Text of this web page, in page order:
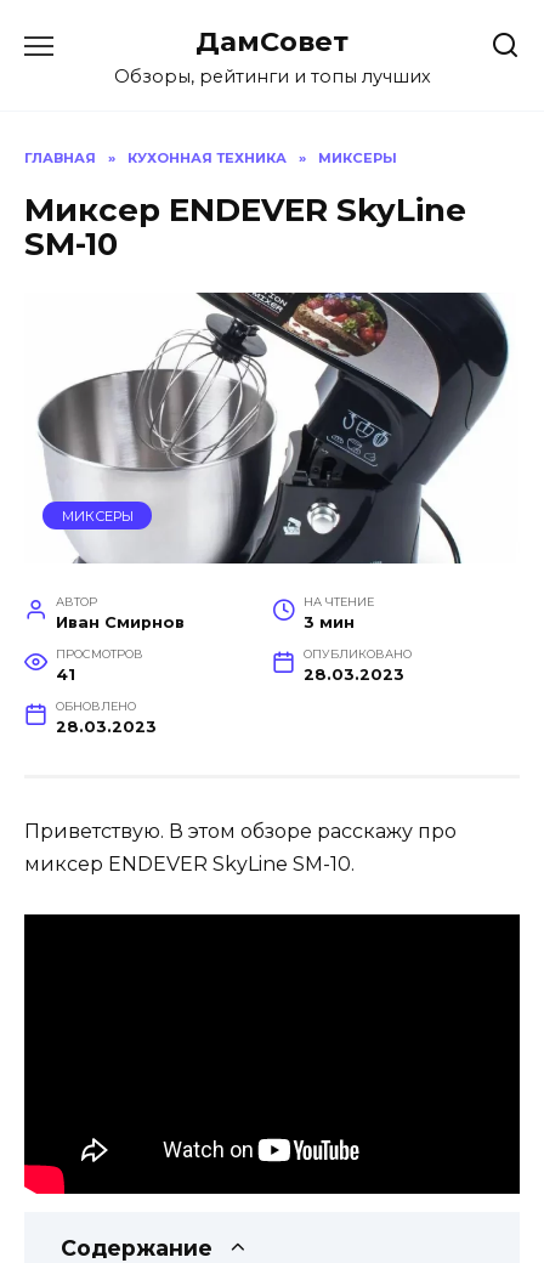
содержанию
ДамСовет
Обзоры, рейтинги и топы лучших
ГЛАВНАЯ » КУХОННАЯ ТЕХНИКА » МИКСЕРЫ
Миксер ENDEVER SkyLine
SM-10
МИКСЕРЫ
АВТОР
Иван Смирнов
НА ЧТЕНИЕ
3 мин
ПРОСМОТРОВ
41
ОПУБЛИКОВАНО
28.03.2023
ОБНОВЛЕНО
28.03.2023
Приветствую. В этом обзоре расскажу про
миксер ENDEVER SkyLine SM-10.
Содержание